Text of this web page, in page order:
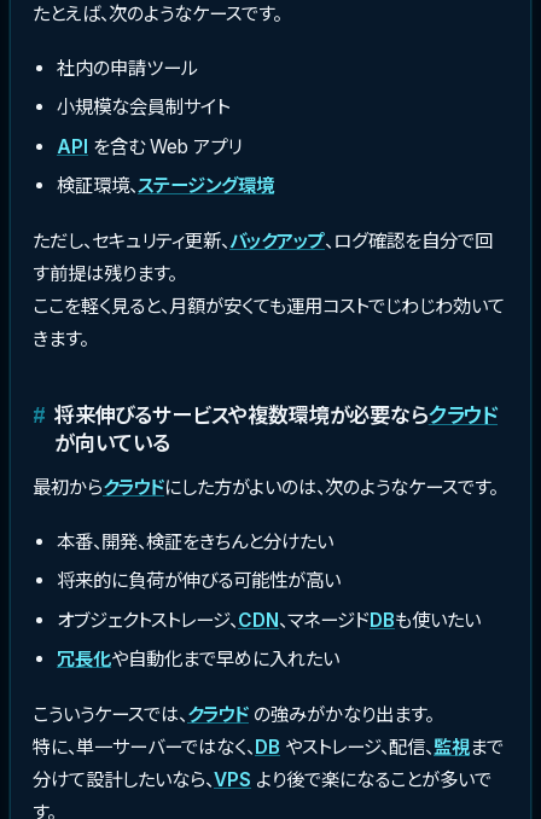
たとえば、次のようなケースです。
社内の申請ツール
小規模な会員制サイト
API を含む Web アプリ
検証環境、ステージング環境
ただし、セキュリティ更新、 バックアップ、ログ確認を自分で回
す前提は残ります。
ここを軽く見ると、月額が安くても運用コストでじわじわ効いて
きます。
将来伸びるサービスや複数環境が必要ならクラウド
が向いている
最初からクラウドにした方がよいのは、次のようなケースです。
本番、開発、検証をきちんと分けたい
将来的に負荷が伸びる可能性が高い
オブジェクトストレージ、 CDN、マネージドDBも使いたい
冗長化や自動化まで早めに入れたい
こういうケースでは、 クラウド の強みがかなり出ます。
特に、単一サーバーではなく、 DB やストレージ、配信、 監視まで
分けて設計したいなら、VPS より後で楽になることが多いで
す。